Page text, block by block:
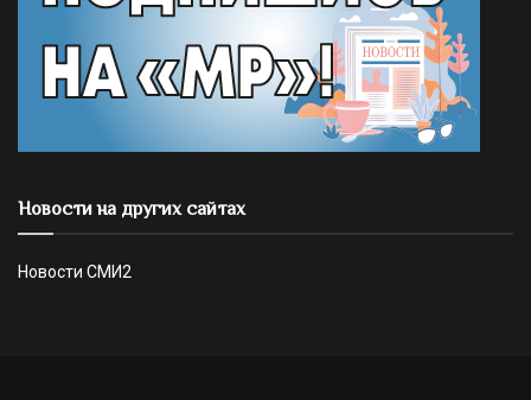
Новости на других сайтах
Новости СМИ2